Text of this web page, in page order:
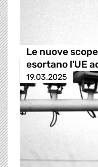
Le nuove
esortano l'UE
19.03.2025